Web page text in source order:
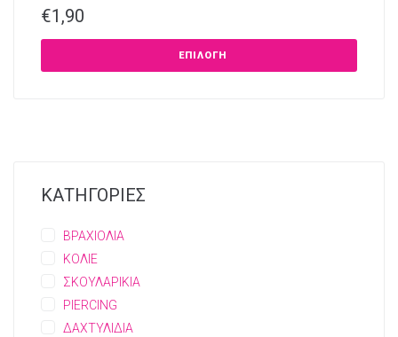
€1,90
ΕΠΙΛΟΓΉ
ΚΑΤΗΓΟΡΙΕΣ
ΒΡΑΧΙΟΛΙΑ
ΚΟΛΙΕ
ΣΚΟΥΛΑΡΙΚΙΑ
PIERCING
ΔΑΧΤΥΛΙΔΙΑ